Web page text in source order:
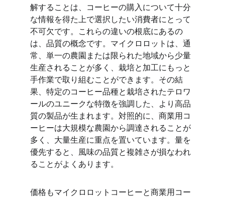
解することは、コーヒーの購入について十分
な情報を得た上で選択したい消費者にとって
不可欠です。これらの違いの根底にあるの
は、品質の概念です。マイクロロットは、通
常、単一の農園または限られた地域から少量
生産されることが多く、栽培と加工にもっと
手作業で取り組むことができます。その結
果、特定のコーヒー品種と栽培されたテロワ
ールのユニークな特徴を強調した、より高品
質の製品が生まれます。対照的に、商業用コ
ーヒーは大規模な農園から調達されることが
多く、大量生産に重点を置いています。量を
優先すると、風味の品質と複雑さが損なわれ
ることがよくあります。
価格もマイクロロットコーヒーと商業用コー